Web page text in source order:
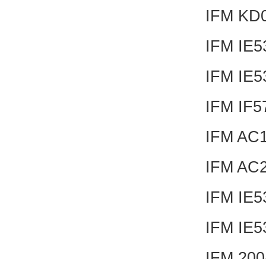
IFM
IFM
IFM
IFM
IFM
IFM
IFM
IFM